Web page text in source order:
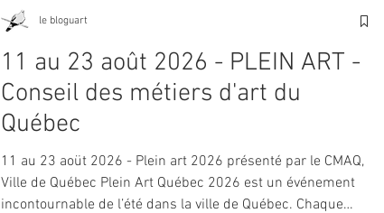
11 au 23 août 2026 - PLEIN ART -
Conseil des métiers d'art du
Québec
11 au 23 aoüt 2026 - Plein art 2026 présenté par le CMAQ,
Ville de Québec Plein Art Québec 2026 est un événement
incontournable de l’été dans la ville de Québec. Chaque
le bloguart